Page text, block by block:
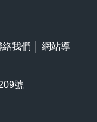
絡我們
網站導
號